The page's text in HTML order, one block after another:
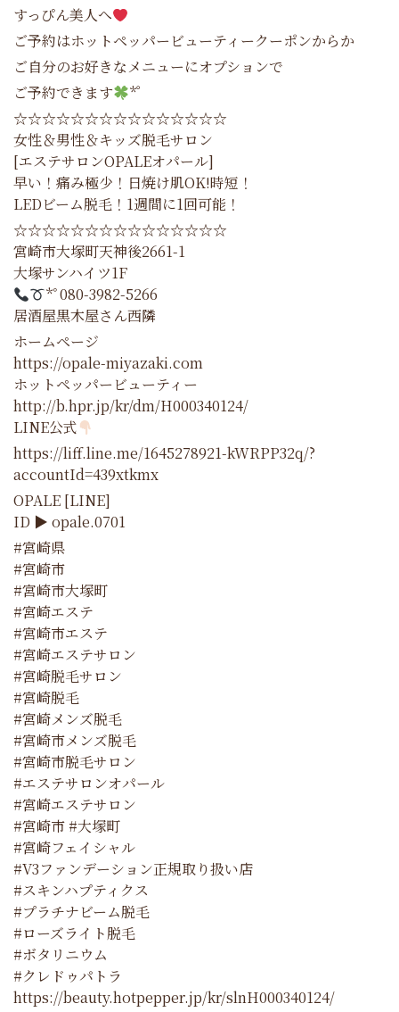
すっぴん美人へ
ご予約はホットペッパービューティークーポンからか
ご自分のお好きなメニューにオプションで
ご予約できます
*゜
☆☆☆☆☆☆☆☆☆☆☆☆☆☆☆
女性＆男性＆キッズ脱毛サロン
[エステサロンOPALEオパール]
早い！痛み極少！日焼け肌OK!時短！
LEDビーム脱毛！1週間に1回可能！
☆☆☆☆☆☆☆☆☆☆☆☆☆☆☆
宮崎市大塚町天神後2661-1
大塚サンハイツ1F
*ﾟ080-3982-5266
居酒屋黒木屋さん西隣
ホームページ
https://opale-miyazaki.com
ホットペッパービューティー
http://b.hpr.jp/kr/dm/H000340124/
LINE公式
https://liff.line.me/1645278921-kWRPP32q/?
accountId=439xtkmx
OPALE [LINE]
ID ▶︎ opale.0701
#宮崎県
#宮崎市
#宮崎市大塚町
#宮崎エステ
#宮崎市エステ
#宮崎エステサロン
#宮崎脱毛サロン
#宮崎脱毛
#宮崎メンズ脱毛
#宮崎市メンズ脱毛
#宮崎市脱毛サロン
#エステサロンオパール
#宮崎エステサロン
#宮崎市 #大塚町
#宮崎フェイシャル
#V3ファンデーション正規取り扱い店
#スキンハプティクス
#プラチナビーム脱毛
#ローズライト脱毛
#ボタリニウム
#クレドゥパトラ
https://beauty.hotpepper.jp/kr/slnH000340124/